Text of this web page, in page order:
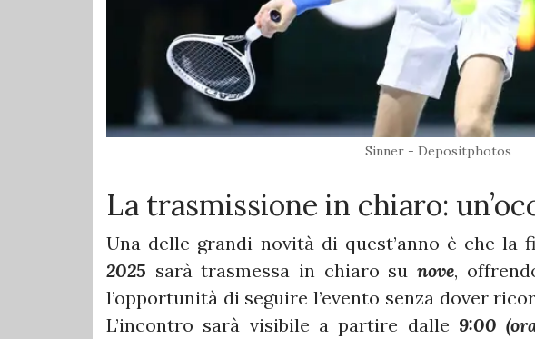
Sinner - Depositphotos
La trasmissione in chiaro:
Una delle grandi novità di quest’anno è che la
2025 sarà trasmessa in chiaro sunove,
l’opportunità di seguire l’evento senza dover
L’incontro sarà visibile a partire dalle 9:00